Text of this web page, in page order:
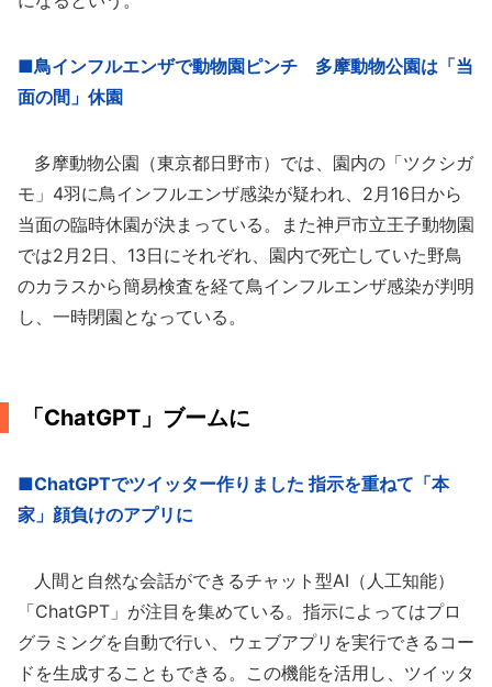
■鳥インフルエンザで動物園ピンチ 多摩動物公園は「当
面の間」休園
多摩動物公園（東京都日野市）では、園内の「ツクシガ
モ」4羽に鳥インフルエンザ感染が疑われ、2月16日から
当面の臨時休園が決まっている。また神戸市立王子動物園
では2月2日、13日にそれぞれ、園内で死亡していた野鳥
のカラスから簡易検査を経て鳥インフルエンザ感染が判明
し、一時閉園となっている。
「ChatGPT」ブームに
■ChatGPTでツイッター作りました 指示を重ねて「本
家」顔負けのアプリに
人間と自然な会話ができるチャット型AI（人工知能）
「ChatGPT」が注目を集めている。指示によってはプロ
グラミングを自動で行い、ウェブアプリを実行できるコー
ドを生成することもできる。この機能を活用し、ツイッタ